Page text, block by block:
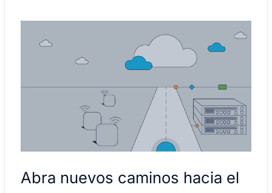
Abra nuevos caminos hacia el